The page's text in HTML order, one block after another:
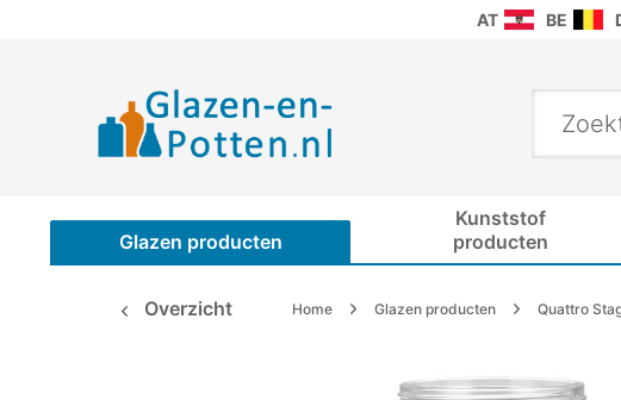
AT BE
Glazen producten
Kunststof
producten
Overzicht Home Glazen producten Quattro